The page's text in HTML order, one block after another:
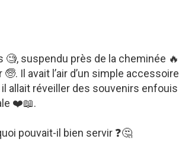
🧐, suspendu près de la cheminée 🔥
Il avait l’air d’un simple accessoire
allait réveiller des souvenirs enfouis
❤️📖.
pouvait-il bien servir ❓🤔